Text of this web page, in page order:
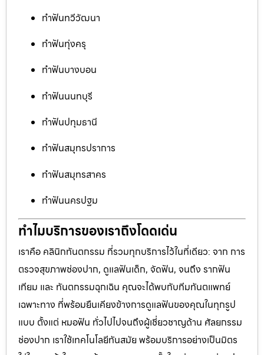
ทำฟันทวีวัฒนา
ทำฟันทุ่งครุ
ทำฟันบางบอน
ทำฟันนนทบุรี
ทำฟันปทุมธานี
ทำฟันสมุทรปราการ
ทำฟันสมุทรสาคร
ทำฟันนครปฐม
ทำไมบริการของเราถึงโดดเด่น
เราคือ คลินิกทันตกรรม ที่รวมทุกบริการไว้ในที่เดียว: จาก การ
ตรวจสุขภาพช่องปาก, ดูแลฟันเด็ก, จัดฟัน, จนถึง รากฟัน
เทียม และ ทันตกรรมฉุกเฉิน คุณจะได้พบกับทีมทันตแพทย์
เฉพาะทาง ที่พร้อมยืนเคียงข้างการดูแลฟันของคุณในทุกรูป
แบบ ตั้งแต่ หมอฟัน ทั่วไปไปจนถึงผู้เชี่ยวชาญด้าน ศัลยกรรม
ช่องปาก เราใช้เทคโนโลยีทันสมัย พร้อมบริการอย่างเป็นมิตร